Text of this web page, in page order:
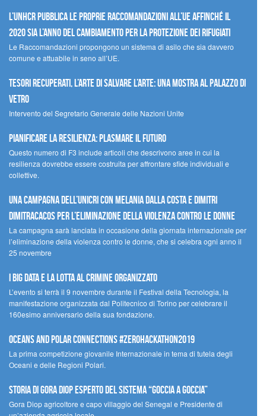
L’UNHCR pubblica le proprie raccomandazioni all’UE affinché il
2020 sia l’anno del cambiamento per la protezione dei rifugiati
Le Raccomandazioni propongono un sistema di asilo che sia davvero
comune e attuabile in seno all’UE.
Tesori recuperati, l’arte di salvare l’arte: una mostra al Palazzo di
Vetro
Intervento del Segretario Generale delle Nazioni Unite
Pianificare la resilienza: plasmare il futuro
Questo numero di F3 include articoli che descrivono aree in cui la
resilienza dovrebbe essere costruita per affrontare sfide individuali e
collettive.
Una campagna dell’UNICRI con Melania Dalla Costa e Dimitri
Dimitracacos per l’eliminazione della violenza contro le donne
La campagna sarà lanciata in occasione della giornata internazionale per
l’eliminazione della violenza contro le donne, che si celebra ogni anno il
25 novembre
I Big Data e la lotta al crimine organizzato
L’evento si terrà il 9 novembre durante il Festival della Tecnologia, la
manifestazione organizzata dal Politecnico di Torino per celebrare il
160esimo anniversario della sua fondazione.
Oceans and Polar Connections #ZEROHackathon2019
La prima competizione giovanile Internazionale in tema di tutela degli
Oceani e delle Regioni Polari.
STORIA DI GORA DIOP ESPERTO DEL SISTEMA “GOCCIA A GOCCIA”
Gora Diop agricoltore e capo villaggio del Senegal e Presidente di